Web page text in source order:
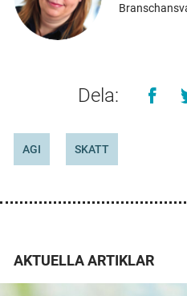
Dela:
AGI SKATT
AKTUELLA ARTIKLAR